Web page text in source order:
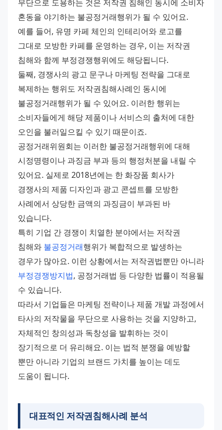
무단으로 도용하는 것은 저작권 침해인 동시에 소비자
혼동을 야기하는 불공정거래행위가 될 수 있어요.
예를 들어, 유명 카페 체인의 인테리어와 로고를
그대로 모방한 카페를 운영하는 경우, 이는 저작권
침해와 함께 부정경쟁행위에도 해당됩니다.
둘째, 경쟁사의 광고 문구나 마케팅 전략을 그대로
복제하는 행위도 저작권침해사례인 동시에
불공정거래행위가 될 수 있어요. 이러한 행위는
소비자들에게 해당 제품이나 서비스의 출처에 대한
오인을 불러일으킬 수 있기 때문이죠.
공정거래위원회는 이러한 불공정거래행위에 대해
시정명령이나 과징금 부과 등의 행정처분을 내릴 수
있어요. 실제로 2018년에는 한 화장품 회사가
경쟁사의 제품 디자인과 광고 콘셉트를 모방한
사례에서 상당한 금액의 과징금이 부과된 바
있습니다.
특히 기업 간 경쟁이 치열한 분야에서는 저작권
침해와 불공정거래행위가 복합적으로 발생하는
부정경쟁방지법, 공정거래법 등 다양한 법률이 적용될
수 있습니다.
따라서 기업들은 마케팅 전략이나 제품 개발 과정에서
타사의 저작물을 무단으로 사용하는 것을 지양하고,
자체적인 창의성과 독창성을 발휘하는 것이
장기적으로 더 유리해요. 이는 법적 분쟁을 예방할
뿐만 아니라 기업의 브랜드 가치를 높이는 데도
도움이 됩니다.
대표적인 저작권침해사례 분석